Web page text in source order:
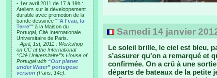
- 1er avril 2011 de 17 à 19h :
Ateliers sur le développement
durable avec promotion de la
bande dessinée ""A l'eau, la
Terre"" à la Maison du
Portugal, Cité Internationale
Universitaire de Paris.
- April, 1st, 2011 : Workshop
on CC at the International
“Cité Universitaire”’s House of
Portugal with “Our planet
under Water” portugese
version (Paris, 14e).
Samedi 14 janvier
Le soleil brille, le ciel est bleu,
s’assurer qu’on a remarqué et
confirmée. On a crû à une
départs de bateaux de la petite